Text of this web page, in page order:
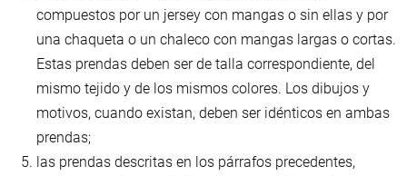
compuestos por un jersey con mangas o sin ellas y por
una chaqueta o un chaleco con mangas largas o cortas.
Estas prendas deben ser de talla correspondiente, del
mismo tejido y de los mismos colores. Los dibujos y
motivos, cuando existan, deben ser idénticos en ambas
prendas;
las prendas descritas en los párrafos precedentes,